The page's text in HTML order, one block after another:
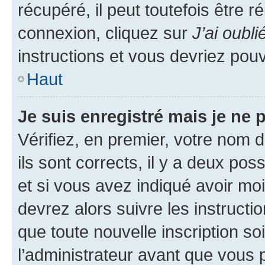
récupéré, il peut toutefois être
connexion, cliquez sur J’ai
instructions et vous devriez
Haut
Je suis enregistré mais je ne
Vérifiez, en premier, votre nom
ils sont corrects, il y a deux
et si vous avez indiqué avoir
devrez alors suivre les
que toute nouvelle inscription
l’administrateur avant que